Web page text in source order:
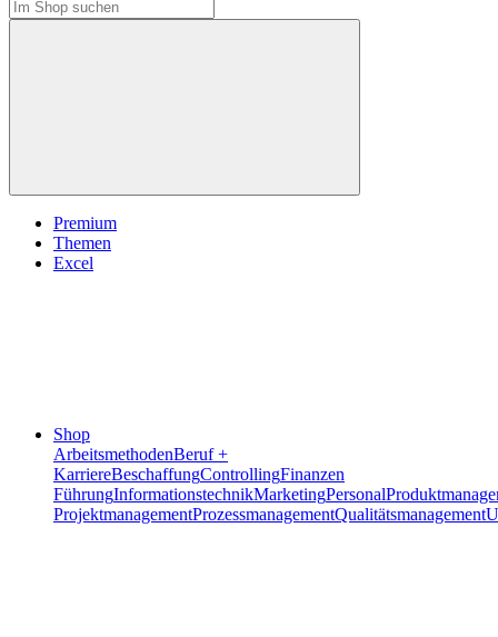
Premium
Themen
Excel
Shop
ArbeitsmethodenBeruf +
KarriereBeschaffungControllingFinanzen
FührungInformationstechnikMarketingPersonal
ProjektmanagementProzessmanagementQualitätsmanagement